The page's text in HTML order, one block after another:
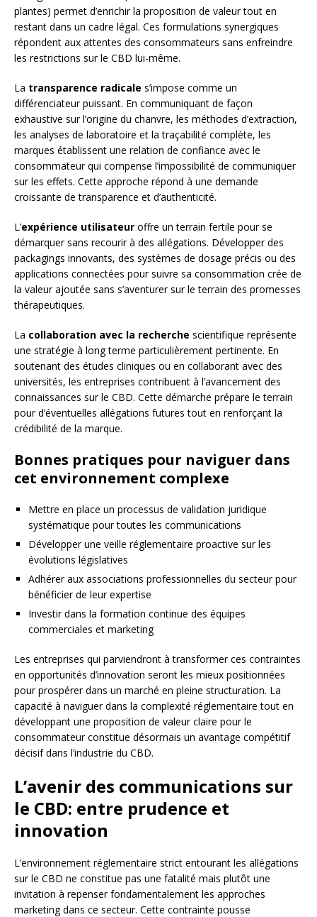
plantes) permet d’enrichir la proposition de valeur tout en
restant dans un cadre légal. Ces formulations synergiques
répondent aux attentes des consommateurs sans enfreindre
les restrictions sur le CBD lui-même.
La transparence radicale s’impose comme un
différenciateur puissant. En communiquant de façon
exhaustive sur l’origine du chanvre, les méthodes d’extraction,
les analyses de laboratoire et la traçabilité complète, les
marques établissent une relation de confiance avec le
consommateur qui compense l’impossibilité de communiquer
sur les effets. Cette approche répond à une demande
croissante de transparence et d’authenticité.
L’expérience utilisateur offre un terrain fertile pour se
démarquer sans recourir à des allégations. Développer des
packagings innovants, des systèmes de dosage précis ou des
applications connectées pour suivre sa consommation crée de
la valeur ajoutée sans s’aventurer sur le terrain des promesses
thérapeutiques.
La collaboration avec la recherche scientifique représente
une stratégie à long terme particulièrement pertinente. En
soutenant des études cliniques ou en collaborant avec des
universités, les entreprises contribuent à l’avancement des
connaissances sur le CBD. Cette démarche prépare le terrain
pour d’éventuelles allégations futures tout en renforçant la
crédibilité de la marque.
Bonnes pratiques pour naviguer dans
cet environnement complexe
Mettre en place un processus de validation juridique
systématique pour toutes les communications
Développer une veille réglementaire proactive sur les
évolutions législatives
Adhérer aux associations professionnelles du secteur pour
bénéficier de leur expertise
Investir dans la formation continue des équipes
commerciales et marketing
Les entreprises qui parviendront à transformer ces contraintes
en opportunités d’innovation seront les mieux positionnées
pour prospérer dans un marché en pleine structuration. La
capacité à naviguer dans la complexité réglementaire tout en
développant une proposition de valeur claire pour le
consommateur constitue désormais un avantage compétitif
décisif dans l’industrie du CBD.
L’avenir des communications sur
le CBD: entre prudence et
innovation
L’environnement réglementaire strict entourant les allégations
sur le CBD ne constitue pas une fatalité mais plutôt une
invitation à repenser fondamentalement les approches
marketing dans ce secteur. Cette contrainte pousse